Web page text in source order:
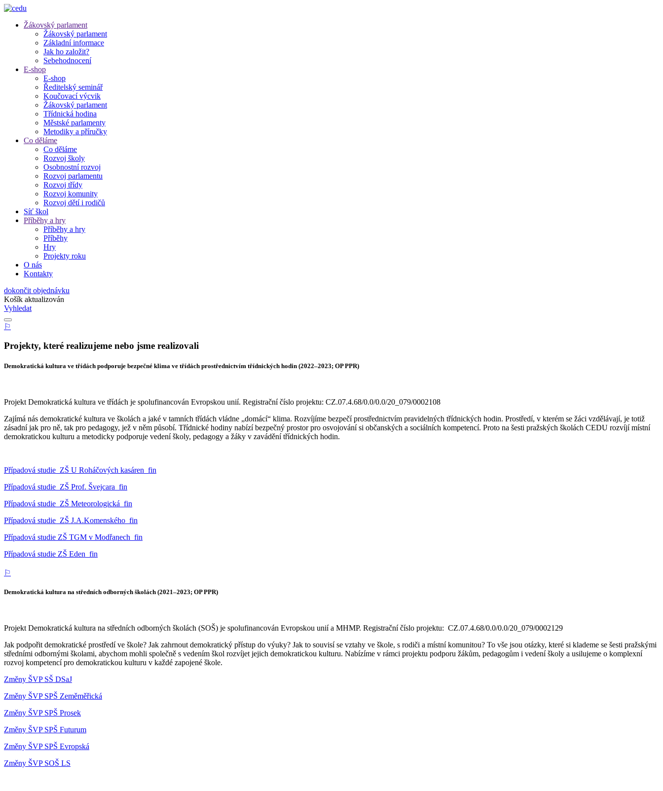
Žákovský parlament
Žákovský parlament
Základní informace
Jak ho založit?
Sebehodnocení
E-shop
E-shop
Ředitelský seminář
Koučovací výcvik
Žákovský parlament
Třídnická hodina
Městské parlamenty
Metodiky a příručky
Co děláme
Co děláme
Rozvoj školy
Osobnostní rozvoj
Rozvoj parlamentu
Rozvoj třídy
Rozvoj komunity
Rozvoj dětí i rodičů
Síť škol
Příběhy a hry
Příběhy a hry
Příběhy
Hry
Projekty roku
O nás
Kontakty
dokončit objednávku
Košík aktualizován
Vyhledat
⚐
Projekty, které realizujeme nebo jsme realizovali
Demokratická kultura ve třídách podporuje bezpečné klima ve třídách prostřednictvím třídnických hodin (2022–2023; OP PPR)
Projekt Demokratická kultura ve třídách je spolufinancován Evropskou unií. Registrační číslo projektu: CZ.07.4.68/0.0/0.0/20_079/0002108
Zajímá nás demokratické kultura ve školách a jaké v tamních třídách vládne „domácí“ klima. Rozvíjíme bezpečí prostřednictvím pravidelných třídnických hodin. Prostředí, v kterém se žáci vzdělávají, je totiž
zásadní jak pro ně, tak pro pedagogy, jež v něm působí. Třídnické hodiny nabízí bezpečný prostor pro osvojování si občanských a sociálních kompetencí. Proto na šesti pražských školách CEDU rozvíjí místní
demokratickou kulturu a metodicky podporuje vedení školy, pedagogy a žáky v zavádění třídnických hodin.
Případová studie_ZŠ U Roháčových kasáren_fin
Případová studie_ZŠ Prof. Švejcara_fin
Případová studie_ZŠ Meteorologická_fin
Případová studie_ZŠ J.A.Komenského_fin
Případová studie ZŠ TGM v Modřanech_fin
Případová studie ZŠ Eden_fin
⚐
Demokratická kultura na středních odborných školách (2021–2023; OP PPR)
Projekt Demokratická kultura na středních odborných školách (SOŠ) je spolufinancován Evropskou unií a MHMP. Registrační číslo projektu: CZ.07.4.68/0.0/0.0/20_079/0002129
Jak podpořit demokratické prostředí ve škole? Jak zahrnout demokratický přístup do výuky? Jak to souvisí se vztahy ve škole, s rodiči a místní komunitou? To vše jsou otázky, které si klademe se šesti pražskými
středními odbornými školami, abychom mohli společně s vedením škol rozvíjet jejich demokratickou kulturu. Nabízíme v rámci projektu podporu žákům, pedagogům i vedení školy a usilujeme o komplexní
rozvoj kompetencí pro demokratickou kulturu v každé zapojené škole.
Změny ŠVP SŠ DSaJ
Změny ŠVP SPŠ Zeměměřická
Změny ŠVP SPŠ Prosek
Změny ŠVP SPŠ Futurum
Změny ŠVP SPŠ Evropská
Změny ŠVP SOŠ LS